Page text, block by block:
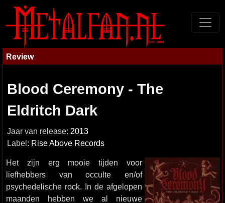
Review
Blood Ceremony - The
Eldritch Dark
Jaar van release: 2013
Label: Rise Above Records
Het zijn erg mooie tijden voor
liefhebbers van occulte en/of
psychedelische rock. In de afgelopen
maanden hebben we al nieuwe